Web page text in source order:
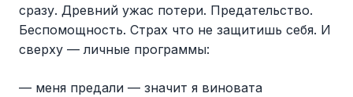
сразу. Древний ужас потери. Предательство.
Беспомощность. Страх что не защитишь себя. И
сверху — личные программы:
— меня предали — значит я виновата